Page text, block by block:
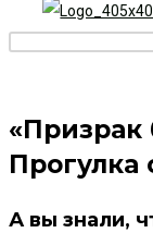
«Призрак
Прогулка
А вы знали,